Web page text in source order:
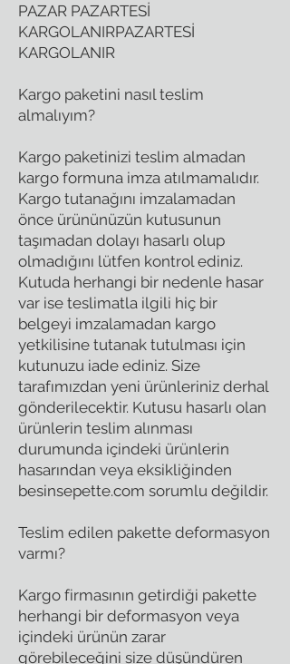
PAZAR PAZARTESİ
KARGOLANIRPAZARTESİ
KARGOLANIR
Kargo paketini nasıl teslim
almalıyım?
Kargo paketinizi teslim almadan
kargo formuna imza atılmamalıdır.
Kargo tutanağını imzalamadan
önce ürününüzün kutusunun
taşımadan dolayı hasarlı olup
olmadığını lütfen kontrol ediniz.
Kutuda herhangi bir nedenle hasar
var ise teslimatla ilgili hiç bir
belgeyi imzalamadan kargo
yetkilisine tutanak tutulması için
kutunuzu iade ediniz. Size
tarafımızdan yeni ürünleriniz derhal
gönderilecektir. Kutusu hasarlı olan
ürünlerin teslim alınması
durumunda içindeki ürünlerin
hasarından veya eksikliğinden
besinsepette.com sorumlu değildir.
Teslim edilen pakette deformasyon
varmı?
Kargo firmasının getirdiği pakette
herhangi bir deformasyon veya
içindeki ürünün zarar
görebileceğini size düşündüren